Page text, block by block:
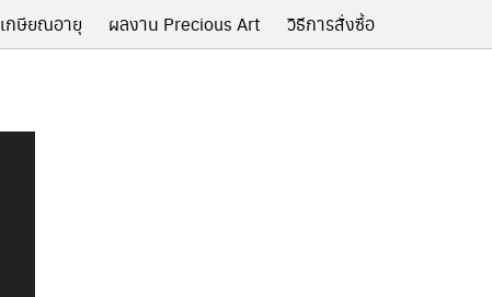
กษียณอายุ ผลงาน Precious Art วิธีการสั่งซื้อ